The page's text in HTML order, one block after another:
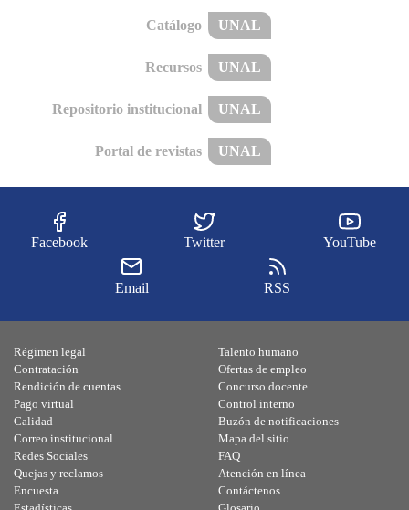
Catálogo UNAL
Recursos UNAL
Repositorio institucional UNAL
Portal de revistas UNAL
Facebook Twitter YouTube
Email RSS
Régimen legal
Contratación
Rendición de cuentas
Pago virtual
Calidad
Talento humano
Ofertas de empleo
Concurso docente
Control interno
Buzón de notificaciones
Correo institucional
Redes Sociales
Quejas y reclamos
Encuesta
Mapa del sitio
FAQ
Atención en línea
Contáctenos